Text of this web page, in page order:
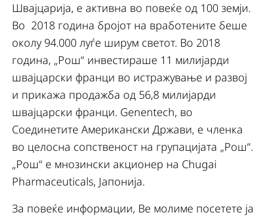
Швајцарија, е активна во повеќе од 100 земји.
Во 2018 година бројот на вработените беше
околу 94.000 луѓе ширум светот. Во 2018
година, „Рош“ инвестираше 11 милијарди
швајцарски франци во истражување и развој
и прикажа продажба од 56,8 милијарди
швајцарски франци. Genentech, во
Соединетите Американски Држави, е членка
во целосна сопственост на групацијата „Рош“.
„Рош“ е мнозински акционер на Chugai
Pharmaceuticals, Јапонија.
За повеќе информации, Ве молиме посетете ја